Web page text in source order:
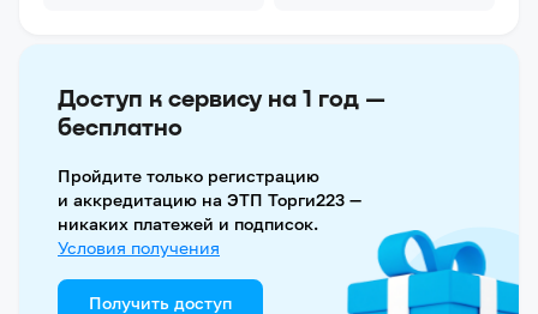
Доступ к сервису на 1 год —
бесплатно
Пройдите только регистрацию
и аккредитацию на ЭТП Торги223 —
никаких платежей и подписок.
Условия получения
Получить доступ